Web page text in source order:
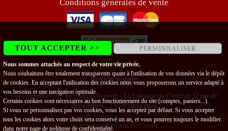
Conditions générales de vente
Contact
Notice légale
Copyright@2019 - Tous droits réservés - La Librairie du Cardinal 32 rue de
Bénédigues - 33170 Gradignan
Conception Lithium Network
TOUT ACCEPTER >> PERSONNALISER
Nous sommes attachés au respect de votre vie privée.
Nous souhaitons être totalement transparents quant à l'utilisation de vos données via le dépôt
de cookies. En acceptant l'utilisation des cookies nous vous proposerons un service adapté à
vos besoins et une navigation optimale.
Certains cookies sont nécessaires au bon fonctionnement du site (comptes, paniers...).
Si vous ne personnalisez pas vos cookies, vous les acceptez par défaut. Si vous accepter
tous les cookies alors votre choix sera conservé un an, et vous pourrez toujours le modifier
dans notre page de politique de confidentialité.